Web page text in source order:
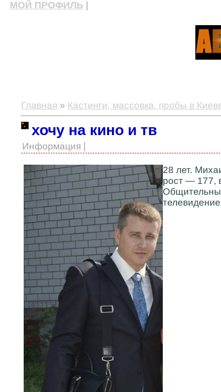
МОЙ ПРОФИЛЬ
Главная » Кастинги, массовка, пробы в
хочу на кино и тв
Информация |
28 лет.
рост — 177,